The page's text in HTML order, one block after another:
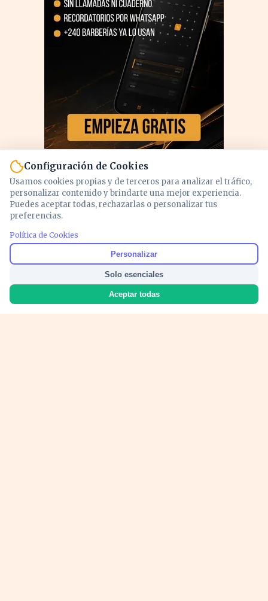
Configuración de Cookies
Usamos cookies propias y de terceros para analizar el tráfico,
personalizar contenido y brindarte una mejor experiencia.
Puedes aceptar todas, rechazarlas o personalizar tus
preferencias.
Política de Cookies
Personalizar
Solo esenciales
Aceptar todas